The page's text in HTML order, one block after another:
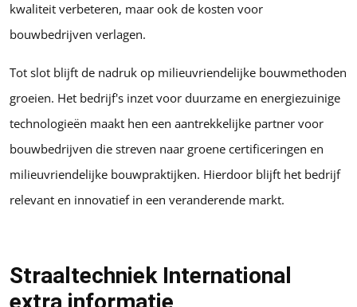
kwaliteit verbeteren, maar ook de kosten voor
bouwbedrijven verlagen.
Tot slot blijft de nadruk op milieuvriendelijke bouwmethoden
groeien. Het bedrijf's inzet voor duurzame en energiezuinige
technologieën maakt hen een aantrekkelijke partner voor
bouwbedrijven die streven naar groene certificeringen en
milieuvriendelijke bouwpraktijken. Hierdoor blijft het bedrijf
relevant en innovatief in een veranderende markt.
Straaltechniek International